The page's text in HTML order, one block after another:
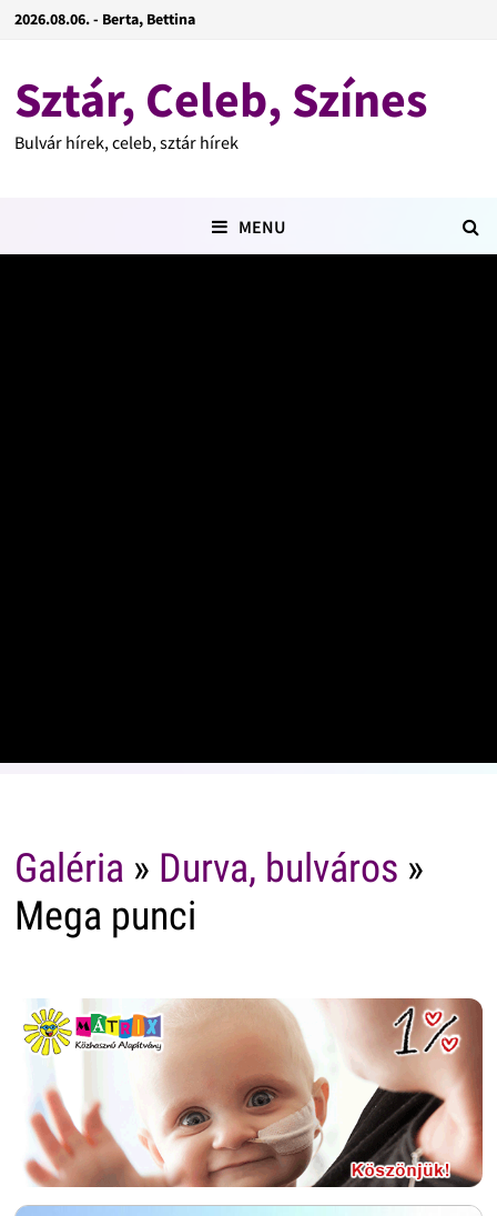
2026.08.06. - Berta, Bettina
Sztár, Celeb, Színes
Bulvár hírek, celeb, sztár hírek
MENU
Galéria » Durva, bulváros »
Mega punci